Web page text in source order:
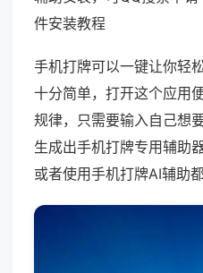
件安装教程
手机打牌可以一键让你轻
十分简单，打开这个应用
规律，只需要输入自己想
生成出手机打牌专用辅助
或者使用手机打牌AI辅助